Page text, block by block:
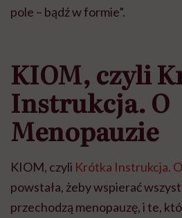
pole – bądź w formie”.
KIOM, czyli
Instrukcja. O
Menopauzie
KIOM, czyli Krótka Instrukcja.
powstała, żeby wspierać
przechodzą menopauzę, i te,